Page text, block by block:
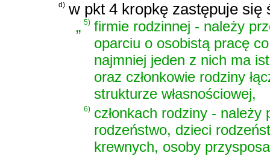
d) w pkt 4 kropkę zastępuje
„5) firmie rodzinnej - należy
oparciu o osobistą pracę
najmniej jeden z nich ma
oraz członkowie rodziny
strukturze własnościowej,
6) członkach rodziny -
rodzeństwo, dzieci
krewnych, osoby